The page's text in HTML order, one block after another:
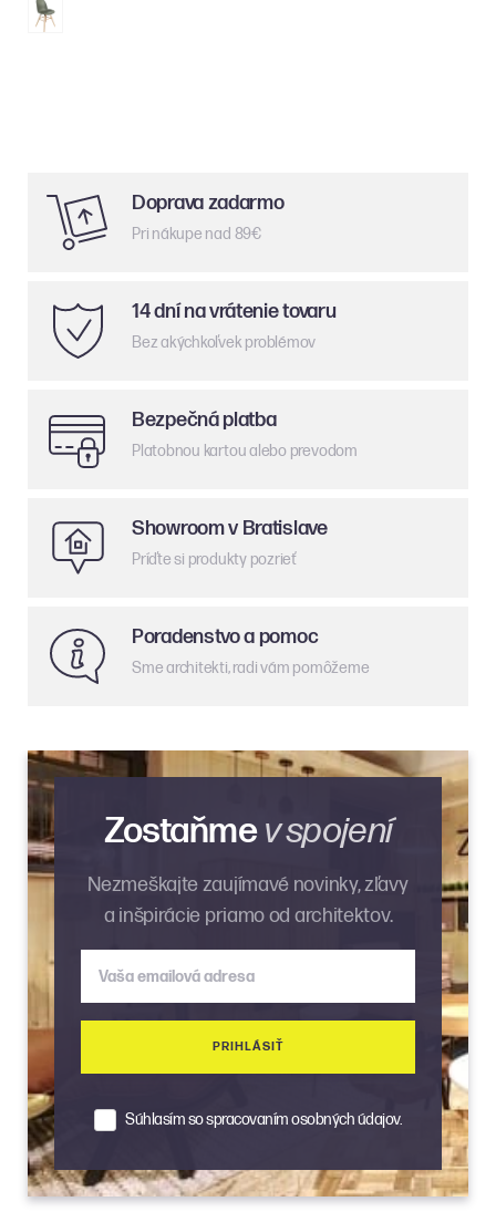
Doprava zadarmo
Pri nákupe nad 89€
14 dní na vrátenie tovaru
Bez akýchkoľvek problémov
Bezpečná platba
Platobnou kartou alebo prevodom
Showroom v Bratislave
Príďte si produkty pozrieť
Poradenstvo a pomoc
Sme architekti, radi vám pomôžeme
Zostaňmev spojení
Nezmeškajte zaujímavé novinky, zľavy
a inšpirácie priamo od architektov.
Vaša emailová adresa
PRIHLÁSIŤ
Súhlasím so spracovaním osobných údajov.